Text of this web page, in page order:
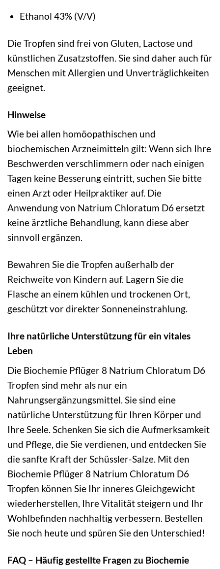
Ethanol 43% (V/V)
Die Tropfen sind frei von Gluten, Lactose und
künstlichen Zusatzstoffen. Sie sind daher auch für
Menschen mit Allergien und Unverträglichkeiten
geeignet.
Hinweise
Wie bei allen homöopathischen und
biochemischen Arzneimitteln gilt: Wenn sich Ihre
Beschwerden verschlimmern oder nach einigen
Tagen keine Besserung eintritt, suchen Sie bitte
einen Arzt oder Heilpraktiker auf. Die
Anwendung von Natrium Chloratum D6 ersetzt
keine ärztliche Behandlung, kann diese aber
sinnvoll ergänzen.
Bewahren Sie die Tropfen außerhalb der
Reichweite von Kindern auf. Lagern Sie die
Flasche an einem kühlen und trockenen Ort,
geschützt vor direkter Sonneneinstrahlung.
Ihre natürliche Unterstützung für ein vitales
Leben
Die Biochemie Pflüger 8 Natrium Chloratum D6
Tropfen sind mehr als nur ein
Nahrungsergänzungsmittel. Sie sind eine
natürliche Unterstützung für Ihren Körper und
Ihre Seele. Schenken Sie sich die Aufmerksamkeit
und Pflege, die Sie verdienen, und entdecken Sie
die sanfte Kraft der Schüssler-Salze. Mit den
Biochemie Pflüger 8 Natrium Chloratum D6
Tropfen können Sie Ihr inneres Gleichgewicht
wiederherstellen, Ihre Vitalität steigern und Ihr
Wohlbefinden nachhaltig verbessern. Bestellen
Sie noch heute und spüren Sie den Unterschied!
FAQ – Häufig gestellte Fragen zu Biochemie